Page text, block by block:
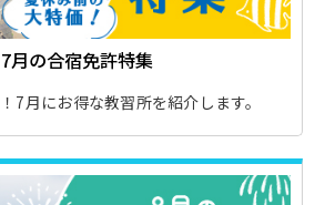
7月の合宿免許特集
7月にお得な教習所を紹介します。